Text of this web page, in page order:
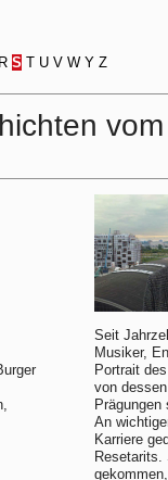
R S T U V W Y Z
Seit
Musiker,
Portrait
von
An
Karriere
Resetarits.